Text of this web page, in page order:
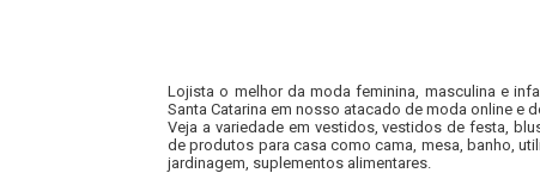
Lojista o melhor da moda feminina, masculina e
Santa Catarina em nosso atacado de moda online e
Veja a variedade em vestidos, vestidos de festa,
de produtos para casa como cama, mesa, banho,
jardinagem, suplementos alimentares.